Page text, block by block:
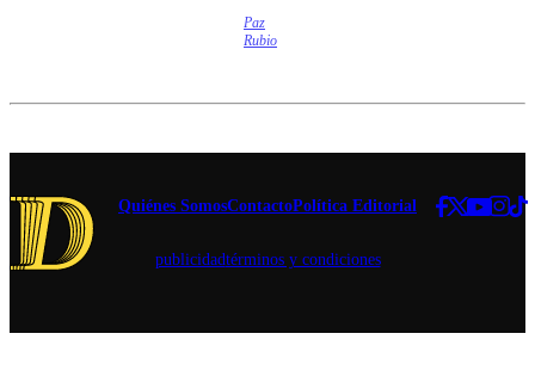
de Estados
se sometió a
cuatro
duda.
Paz
Rubio
Quiénes SomosContactoPolítica Editorial
publicidadtérminos y condiciones